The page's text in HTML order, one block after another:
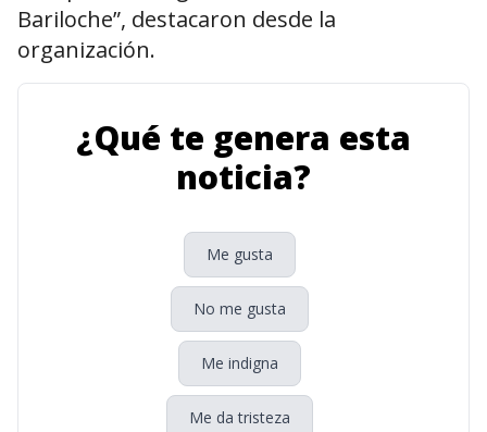
Bariloche”, destacaron desde la
organización.
¿Qué te genera esta
noticia?
Me gusta
No me gusta
Me indigna
Me da tristeza